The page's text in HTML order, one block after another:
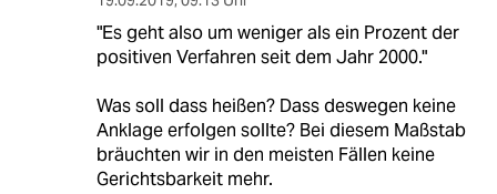
"Es geht also um weniger als ein Prozent der
positiven Verfahren seit dem Jahr 2000."
Was soll dass heißen? Dass deswegen keine
Anklage erfolgen sollte? Bei diesem Maßstab
bräuchten wir in den meisten Fällen keine
Gerichtsbarkeit mehr.